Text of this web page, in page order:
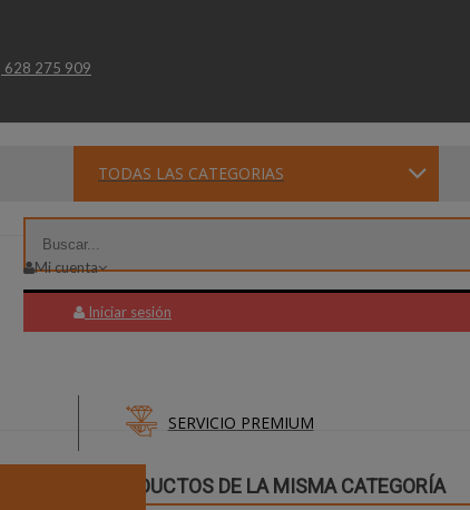
628 275 909
Mi cuenta
Iniciar sesión
TODAS LAS CATEGORIAS
SERVICIO PREMIUM
30 PRODUCTOS DE LA MISMA CATEGORÍA